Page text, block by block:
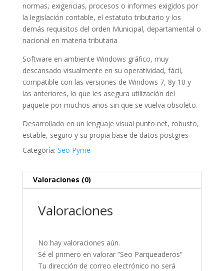
normas, exigencias, procesos o informes exigidos por
la legislación contable, el estatuto tributario y los
demás requisitos del orden Municipal, departamental o
nacional en materia tributaria
Software en ambiente Windows gráfico, muy
descansado visualmente en su operatividad, fácil,
compatible con las versiones de Windows 7, 8y 10 y
las anteriores, lo que les asegura utilización del
paquete por muchos años sin que se vuelva obsoleto.
Desarrollado en un lenguaje visual punto net, robusto,
estable, seguro y su propia base de datos postgres
Categoría: Seo Pyme
Valoraciones (0)
Valoraciones
No hay valoraciones aún.
Sé el primero en valorar “Seo Parqueaderos”
Tu dirección de correo electrónico no será